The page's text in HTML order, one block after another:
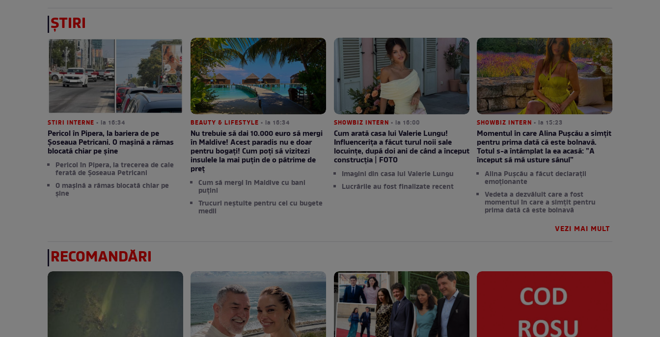
ȘTIRI
STIRI INTERNE • la 16:34
Pericol în Pipera, la bariera de pe
Șoseaua Petricani. O mașină a rămas
blocată chiar pe șine
Pericol în Pipera, la trecerea de cale
ferată de Șoseaua Petricani
O mașină a rămas blocată chiar pe
șine
BEAUTY & LIFESTYLE • la 16:34
Nu trebuie să dai 10.000 euro să mergi
în Maldive! Acest paradis nu e doar
pentru bogați! Cum poți să vizitezi
insulele la mai puțin de o pătrime de
preț
Cum să mergi în Maldive cu bani
puțini
Trucuri neștuite pentru cei cu bugete
medii
SHOWBIZ INTERN • la 16:00
Cum arată casa lui Valerie Lungu!
Influencerița a făcut turul noii sale
locuințe, după doi ani de când a început
construcția | FOTO
Imagini din casa lui Valerie Lungu
Lucrările au fost finalizate recent
SHOWBIZ INTERN • la 15:23
Momentul în care Alina Pușcău a simțit
pentru prima dată că este bolnavă.
Totul s-a întâmplat la ea acasă: ”A
început să mă usture sânul”
Alina Pușcău a făcut declarații
emoționante
Vedeta a dezvăluit care a fost
momentul în care a simțit pentru
prima dată că este bolnavă
VEZI MAI MULT
RECOMANDĂRI